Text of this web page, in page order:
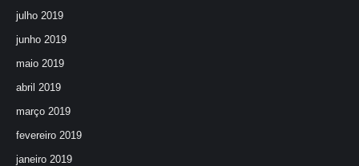
julho 2019
junho 2019
maio 2019
abril 2019
março 2019
fevereiro 2019
janeiro 2019